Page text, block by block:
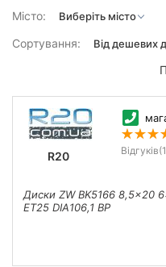
Місто:
Сортування:
R20 Відгуків
Диски ZW BK5166 8,5x20
ET25 DIA106,1 BP